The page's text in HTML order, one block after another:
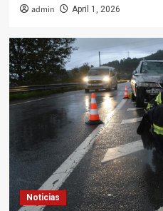
admin April 1, 2026
Noticias